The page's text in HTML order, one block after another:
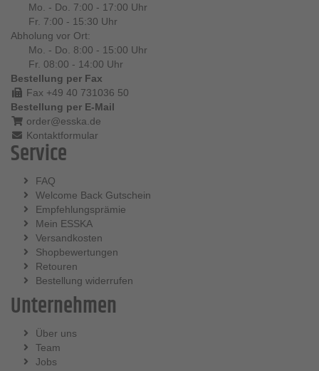
Mo. - Do. 7:00 - 17:00 Uhr
Fr. 7:00 - 15:30 Uhr
Abholung vor Ort:
Mo. - Do. 8:00 - 15:00 Uhr
Fr. 08:00 - 14:00 Uhr
Bestellung per Fax
Fax +49 40 731036 50
Bestellung per E-Mail
order@esska.de
Kontaktformular
Service
FAQ
Welcome Back Gutschein
Empfehlungsprämie
Mein ESSKA
Versandkosten
Shopbewertungen
Retouren
Bestellung widerrufen
Unternehmen
Über uns
Team
Jobs